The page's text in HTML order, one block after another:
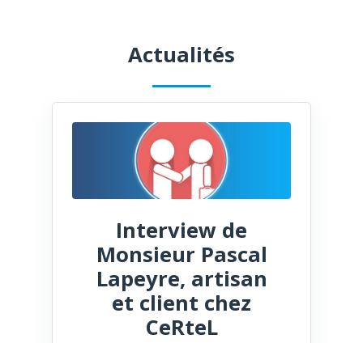
Actualités
Interview de
Monsieur Pascal
Lapeyre, artisan
et client chez
CeRteL